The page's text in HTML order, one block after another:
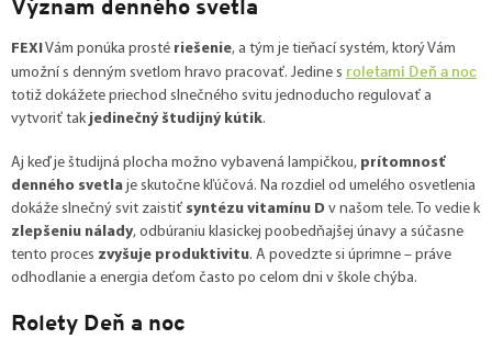
Význam denného svetla
FEXI Vám ponúka prosté riešenie, a tým je tieňací systém, ktorý Vám
umožní s denným svetlom hravo pracovať. Jedine s roletami Deň a noc
totiž dokážete priechod slnečného svitu jednoducho regulovať a
vytvoriť tak jedinečný študijný kútik.
Aj keď je študijná plocha možno vybavená lampičkou, prítomnosť
denného svetla je skutočne kľúčová. Na rozdiel od umelého osvetlenia
dokáže slnečný svit zaistiť syntézu vitamínu D v našom tele. To vedie k
zlepšeniu nálady, odbúraniu klasickej poobedňajšej únavy a súčasne
tento proces zvyšuje produktivitu. A povedzte si úprimne – práve
odhodlanie a energia deťom často po celom dni v škole chýba.
Rolety Deň a noc